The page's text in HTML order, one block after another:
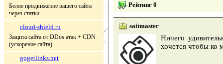
Белое продвижение вашего сайта
через статьи
cloud-shield.ru
Защита сайта от DDos атак + CDN
(ускорение сайта)
gogetlinks.net
Рейтинг 0
saitmaster
Ничего
хочется чтобы ко